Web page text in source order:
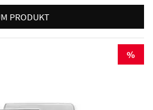
PRODUKT
%